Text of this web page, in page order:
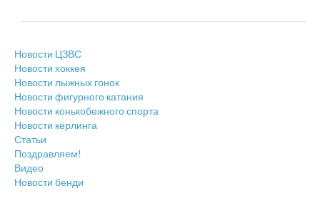
Новости ЦЗВС
Новости хоккея
Новости лыжных гонок
Новости фигурного катания
Новости конькобежного спорта
Новости кёрлинга
Статьи
Поздравляем!
Видео
Новости бенди